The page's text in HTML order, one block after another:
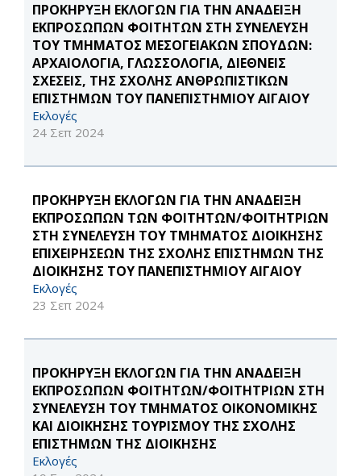
ΠΡΟΚΗΡΥΞΗ ΕΚΛΟΓΩΝ ΓΙΑ ΤΗΝ ΑΝΑΔΕΙΞΗ
ΕΚΠΡΟΣΩΠΩΝ ΦΟΙΤΗΤΩΝ ΣΤΗ ΣΥΝΕΛΕΥΣΗ
ΤΟΥ ΤΜΗΜΑΤΟΣ ΜΕΣΟΓΕΙΑΚΩΝ ΣΠΟΥΔΩΝ:
ΑΡΧΑΙΟΛΟΓΙΑ, ΓΛΩΣΣΟΛΟΓΙΑ, ΔΙΕΘΝΕΙΣ
ΣΧΕΣΕΙΣ, ΤΗΣ ΣΧΟΛΗΣ ΑΝΘΡΩΠΙΣΤΙΚΩΝ
ΕΠΙΣΤΗΜΩΝ ΤΟΥ ΠΑΝΕΠΙΣΤΗΜΙΟΥ ΑΙΓΑΙΟΥ
Εκλογές
24 Σεπ 2024
ΠΡΟΚΗΡΥΞΗ ΕΚΛΟΓΩΝ ΓΙΑ ΤΗΝ ΑΝΑΔΕΙΞΗ
ΕΚΠΡΟΣΩΠΩΝ ΤΩΝ ΦΟΙΤΗΤΩΝ/ΦΟΙΤΗΤΡΙΩΝ
ΣΤΗ ΣΥΝΕΛΕΥΣΗ ΤΟΥ ΤΜΗΜΑΤΟΣ ΔΙΟΙΚΗΣΗΣ
ΕΠΙΧΕΙΡΗΣΕΩΝ ΤΗΣ ΣΧΟΛΗΣ ΕΠΙΣΤΗΜΩΝ ΤΗΣ
ΔΙΟΙΚΗΣΗΣ ΤΟΥ ΠΑΝΕΠΙΣΤΗΜΙΟΥ ΑΙΓΑΙΟΥ
Εκλογές
23 Σεπ 2024
ΠΡΟΚΗΡΥΞΗ ΕΚΛΟΓΩΝ ΓΙΑ ΤΗΝ ΑΝΑΔΕΙΞΗ
ΕΚΠΡΟΣΩΠΩΝ ΦΟΙΤΗΤΩΝ/ΦΟΙΤΗΤΡΙΩΝ ΣΤΗ
ΣΥΝΕΛΕΥΣΗ ΤΟΥ ΤΜΗΜΑΤΟΣ ΟΙΚΟΝΟΜΙΚΗΣ
ΚΑΙ ΔΙΟΙΚΗΣΗΣ ΤΟΥΡΙΣΜΟΥ ΤΗΣ ΣΧΟΛΗΣ
ΕΠΙΣΤΗΜΩΝ ΤΗΣ ΔΙΟΙΚΗΣΗΣ
Εκλογές